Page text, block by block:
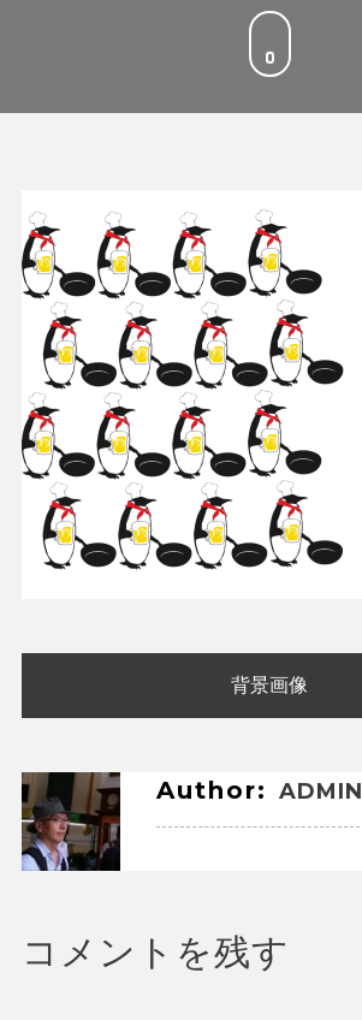
投
稿
ビ
ゲ
ー
ョ
背景画像
Author: ADMIN
コメントを残す